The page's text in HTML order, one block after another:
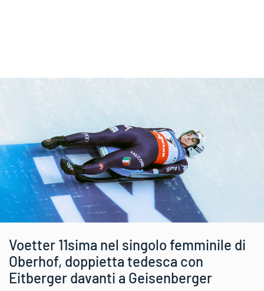
Voetter 11sima nel singolo femminile di
Oberhof, doppietta tedesca con
Eitberger davanti a Geisenberger